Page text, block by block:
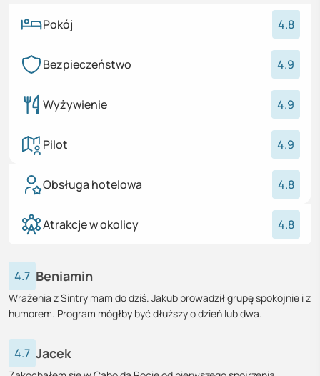
Pokój 4.8
Bezpieczeństwo 4.9
Wyżywienie 4.9
Pilot 4.9
Obsługa hotelowa 4.8
Atrakcje w okolicy 4.8
4.7 Beniamin
Wrażenia z Sintry mam do dziś. Jakub prowadził grupę spokojnie i z
humorem. Program mógłby być dłuższy o dzień lub dwa.
4.7 Jacek